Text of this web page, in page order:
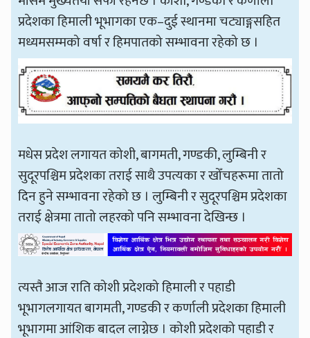
प्रदेशका हिमाली भूभागका एक–दुई स्थानमा चट्याङ्गसहित
मध्यमसम्मको वर्षा र हिमपातको सम्भावना रहेको छ ।
मधेस प्रदेश लगायत कोशी, बागमती, गण्डकी, लुम्बिनी र
सुदूरपश्चिम प्रदेशका तराई साथै उपत्यका र खोँचहरूमा तातो
दिन हुने सम्भावना रहेको छ । लुम्बिनी र सुदूरपश्चिम प्रदेशका
तराई क्षेत्रमा तातो लहरको पनि सम्भावना देखिन्छ ।
त्यस्तै आज राति कोशी प्रदेशको हिमाली र पहाडी
भूभागलगायत बागमती, गण्डकी र कर्णाली प्रदेशका हिमाली
भूभागमा आंशिक बादल लाग्नेछ । कोशी प्रदेशको पहाडी र